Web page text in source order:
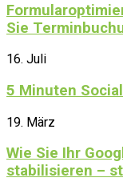
Sie
16. Juli
5 Minuten
19. März
Wie Sie Ihr
stabilisieren –